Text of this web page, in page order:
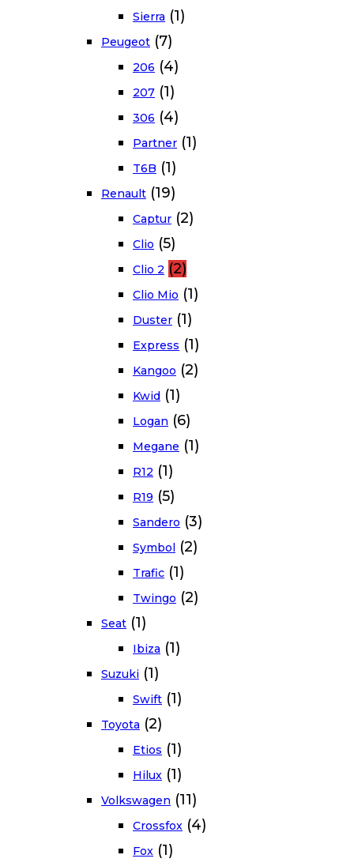
Sierra (1)
Peugeot (7)
206 (4)
207 (1)
306 (4)
Partner (1)
T6B (1)
Renault (19)
Captur (2)
Clio (5)
Clio 2 (2)
Clio Mio (1)
Duster (1)
Express (1)
Kangoo (2)
Kwid (1)
Logan (6)
Megane (1)
R12 (1)
R19 (5)
Sandero (3)
Symbol (2)
Trafic (1)
Twingo (2)
Seat (1)
Ibiza (1)
Suzuki (1)
Swift (1)
Toyota (2)
Etios (1)
Hilux (1)
Volkswagen (11)
Crossfox (4)
Fox (1)